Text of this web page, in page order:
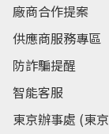
廠商合作提案
供應商服務專區
防詐騙提醒
智能客服
東京辦事處 (東